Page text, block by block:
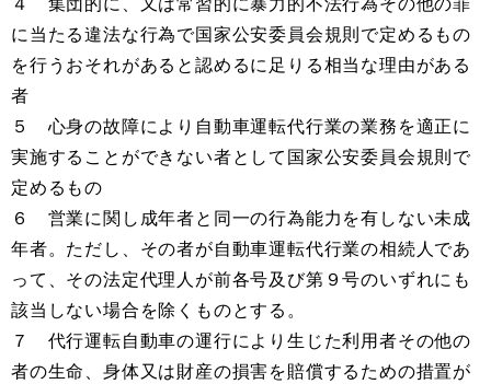
に当たる違法な行為で国家公安委員会規則で定めるもの
を行うおそれがあると認めるに足りる相当な理由がある
者
５ 心身の故障により自動車運転代行業の業務を適正に
実施することができない者として国家公安委員会規則で
定めるもの
６ 営業に関し成年者と同一の行為能力を有しない未成
年者。ただし、その者が自動車運転代行業の相続人であ
って、その法定代理人が前各号及び第９号のいずれにも
該当しない場合を除くものとする。
７ 代行運転自動車の運行により生じた利用者その他の
者の生命、身体又は財産の損害を賠償するための措置が